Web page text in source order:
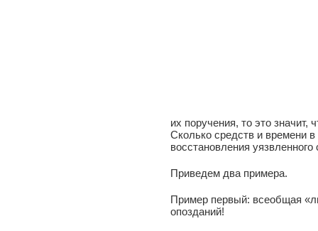
их поручения, то это
Сколько средств и времени в
восстановления
Приведем два примера.
Пример первый: всеобщая
опозданий!